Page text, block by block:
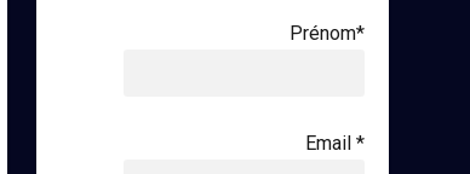
Prénom*
Email *